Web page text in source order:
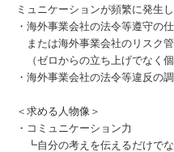
ミュニケーションが頻繁に発生
・海外事業会社の法令等遵守の
または海外事業会社のリスク
（ゼロからの立ち上げでなく個
・海外事業会社の法令等違反の
＜求める人物像＞
・コミュニケーション力
┗自分の考えを伝えるだけで